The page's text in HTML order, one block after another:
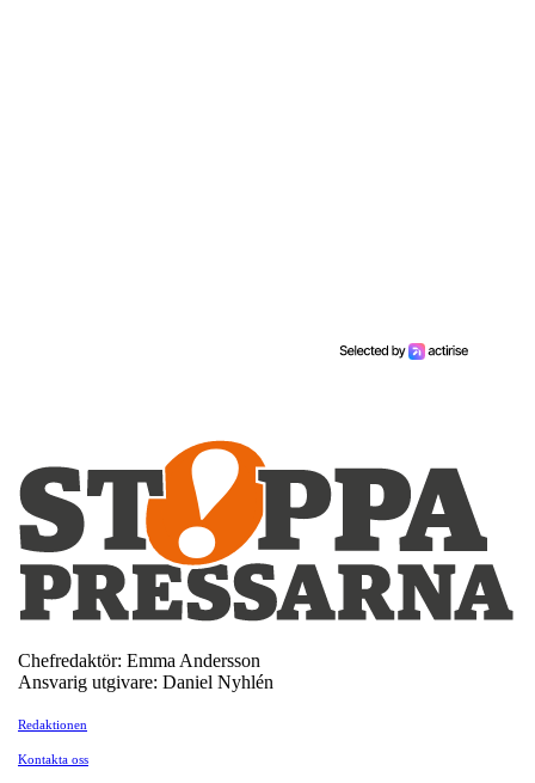
Chefredaktör: Emma Andersson
Ansvarig utgivare: Daniel Nyhlén
Redaktionen
Kontakta oss